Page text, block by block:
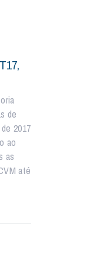
de
2017
ao
as
até